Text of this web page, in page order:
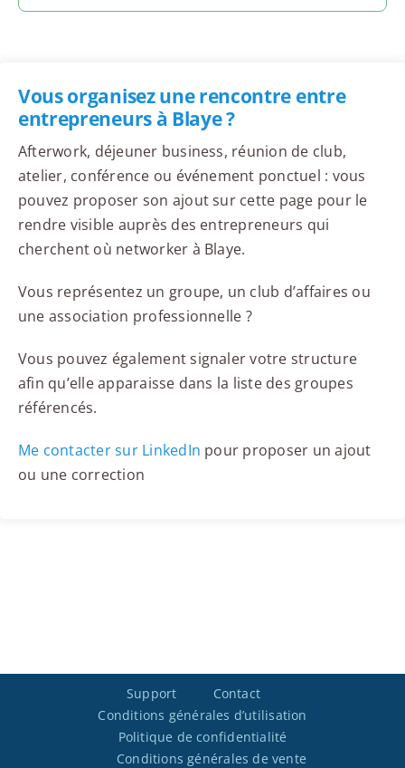
Vous organisez une rencontre entre
entrepreneurs à Blaye ?
Afterwork, déjeuner business, réunion de club,
atelier, conférence ou événement ponctuel : vous
pouvez proposer son ajout sur cette page pour le
rendre visible auprès des entrepreneurs qui
cherchent où networker à Blaye.
Vous représentez un groupe, un club d’affaires ou
une association professionnelle ?
Vous pouvez également signaler votre structure
afin qu’elle apparaisse dans la liste des groupes
référencés.
Me contacter sur LinkedIn pour proposer un ajout
ou une correction
Support
Contact
Conditions générales d’utilisation
Politique de confidentialité
Conditions générales de vente